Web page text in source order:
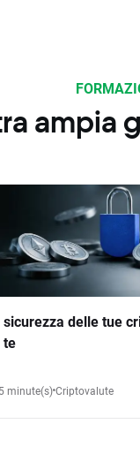
ampia
sicurezza delle tue
te
5 minute(s) Criptovalute